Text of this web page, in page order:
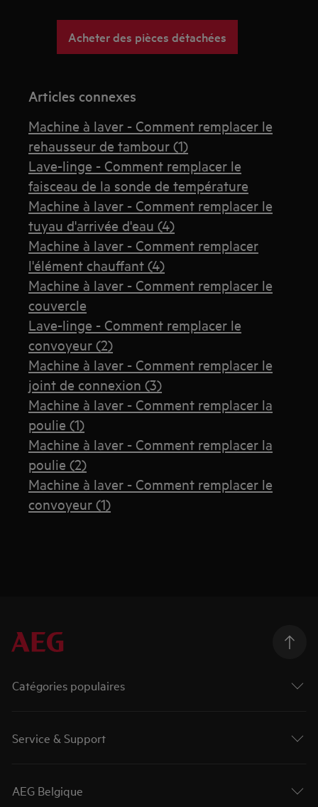
Acheter des pièces détachées
Articles connexes
Machine à laver - Comment remplacer le
rehausseur de tambour (1)
Lave-linge - Comment remplacer le
faisceau de la sonde de température
Machine à laver - Comment remplacer le
tuyau d'arrivée d'eau (4)
Machine à laver - Comment remplacer
l'élément chauffant (4)
Machine à laver - Comment remplacer le
couvercle
Lave-linge - Comment remplacer le
convoyeur (2)
Machine à laver - Comment remplacer le
joint de connexion (3)
Machine à laver - Comment remplacer la
poulie (1)
Machine à laver - Comment remplacer la
poulie (2)
Machine à laver - Comment remplacer le
convoyeur (1)
Catégories populaires
Service & Support
AEG Belgique